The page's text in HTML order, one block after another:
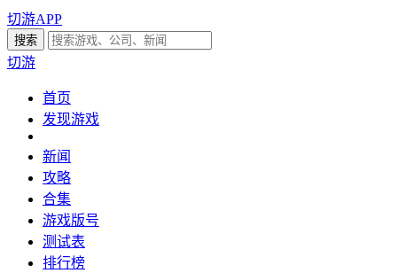
切游APP
切游
首页
发现游戏
新闻
攻略
合集
游戏版号
测试表
排行榜